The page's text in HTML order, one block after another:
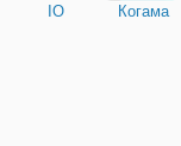
IO Когама